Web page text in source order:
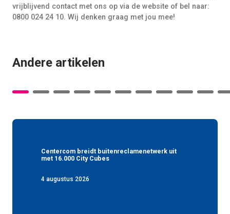
vrijblijvend contact met ons op via de website of bel naar:
0800 024 24 10. Wij denken graag met jou mee!
Andere artikelen
Centercom breidt buitenreclamenetwerk uit
met 16.000 City Cubes
4 augustus 2026